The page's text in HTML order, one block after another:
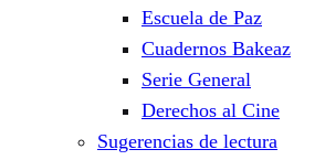
Escuela de Paz
Cuadernos Bakeaz
Serie General
Derechos al Cine
Sugerencias de lectura